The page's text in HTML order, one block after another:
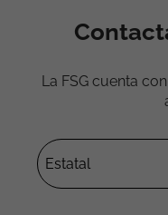
La FSG cuenta